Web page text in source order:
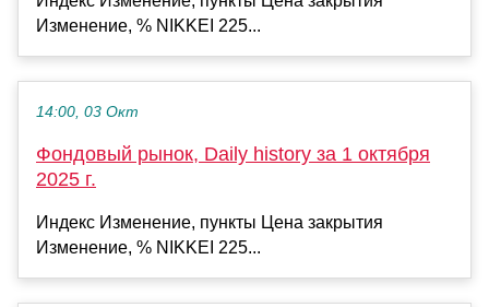
Изменение, % NIKKEI 225...
14:00, 03 Окт
Фондовый рынок, Daily history за 1 октября
2025 г.
Индекс Изменение, пункты Цена закрытия
Изменение, % NIKKEI 225...